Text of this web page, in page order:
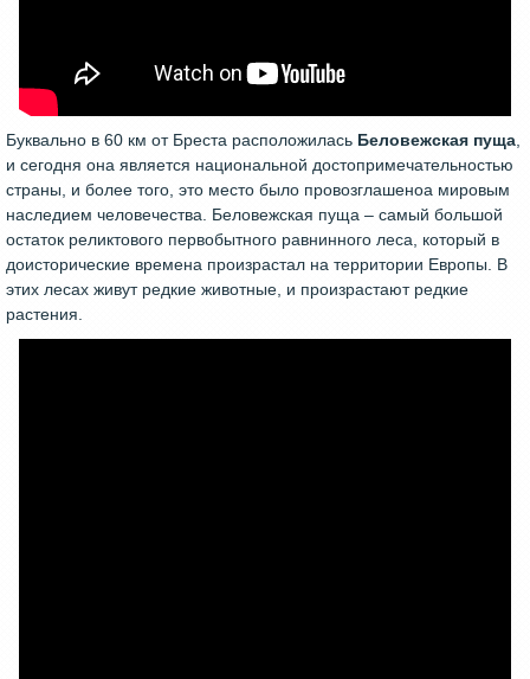
Буквально в 60 км от Бреста расположилась Беловежская пуща,
и сегодня она является национальной достопримечательностью
страны, и более того, это место было провозглашеноа мировым
наследием человечества. Беловежская пуща – самый большой
остаток реликтового первобытного равнинного леса, который в
доисторические времена произрастал на территории Европы. В
этих лесах живут редкие животные, и произрастают редкие
растения.